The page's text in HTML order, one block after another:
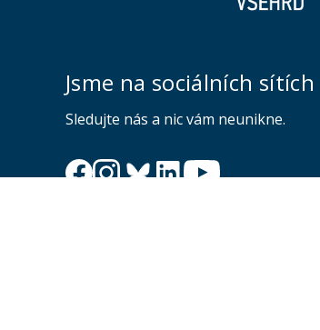
Jsme na sociálních sítích
Sledujte nás a nic vám neunikne.